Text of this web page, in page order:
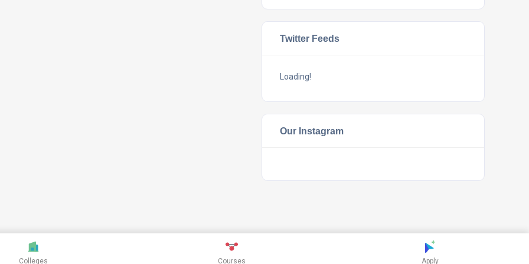
Twitter Feeds
Loading!
Our Instagram
Colleges Courses Apply